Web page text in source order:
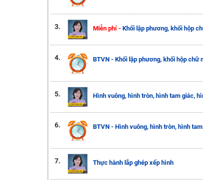
3. Miễn phí - Khối lập phương, khối hộp
4. BTVN - Khối lập phương, khối hộp chữ
5. Hình vuông, hình tròn, hình tam giác,
6. BTVN - Hình vuông, hình tròn, hình
7. Thực hành lắp ghép xếp hình